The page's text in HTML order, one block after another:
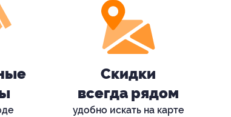
Скидки
всегда рядом
удобно искать на карте